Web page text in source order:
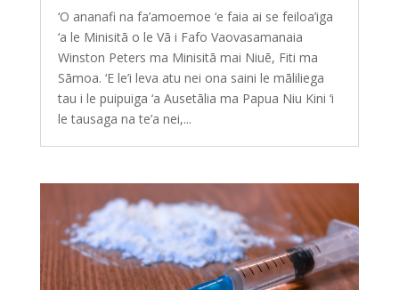
‘O ananafi na fa’amoemoe ‘e faia ai se feiloa’iga
‘a le Minisitā o le Vā i Fafo Vaovasamanaia
Winston Peters ma Minisitā mai Niuē, Fiti ma
Sāmoa. ‘E le’i leva atu nei ona saini le māliliega
tau i le puipuiga ‘a Ausetālia ma Papua Niu Kini ‘i
le tausaga na te’a nei,...